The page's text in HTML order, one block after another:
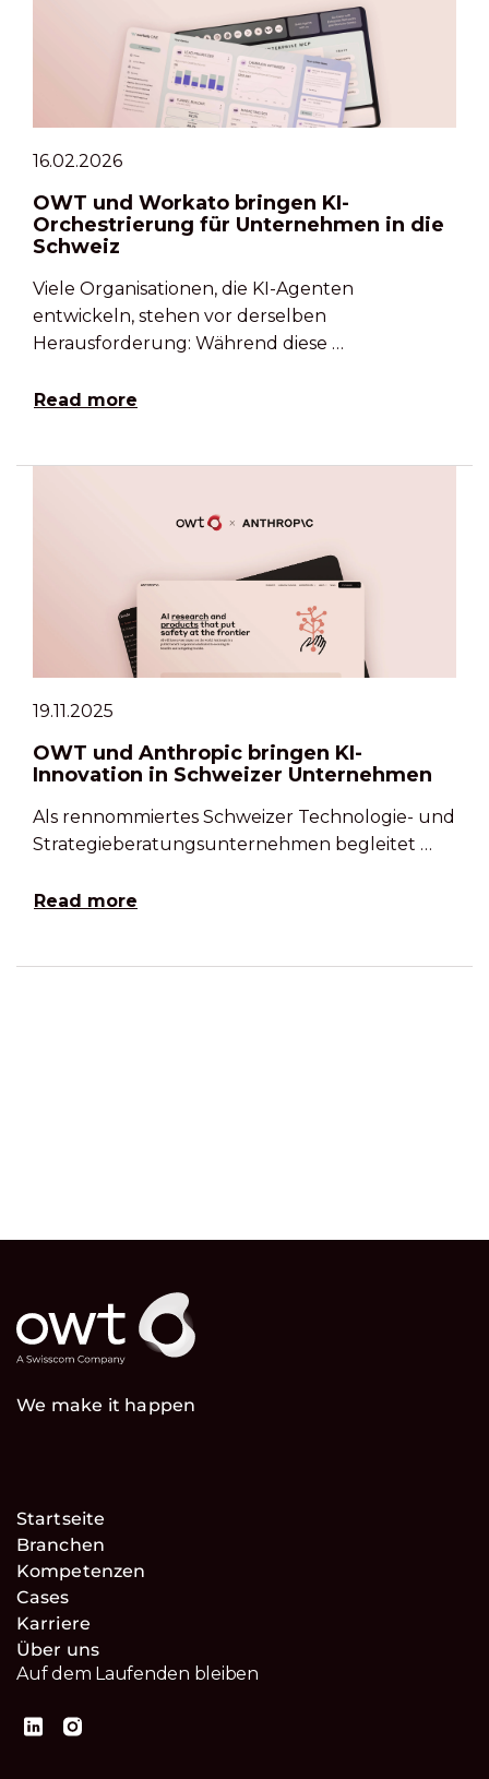
16.02.2026
OWT und Workato bringen KI-
Orchestrierung für Unternehmen in die
Schweiz
Viele Organisationen, die KI-Agenten
entwickeln, stehen vor derselben
Herausforderung: Während diese …
Read more
19.11.2025
OWT und Anthropic bringen KI-
Innovation in Schweizer Unternehmen
Als rennommiertes Schweizer Technologie- und
Strategieberatungsunternehmen begleitet …
Read more
We make it happen
Startseite
Branchen
Kompetenzen
Cases
Karriere
Über uns
Auf dem Laufenden bleiben